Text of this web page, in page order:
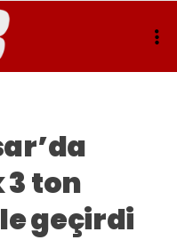
ton
geçirdi